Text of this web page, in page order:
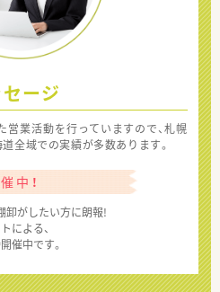
ージ
営業活動を行っていますので、札幌
全域での実績が多数あります。
中！
卸がしたい方に朗報!
による、
催中です。